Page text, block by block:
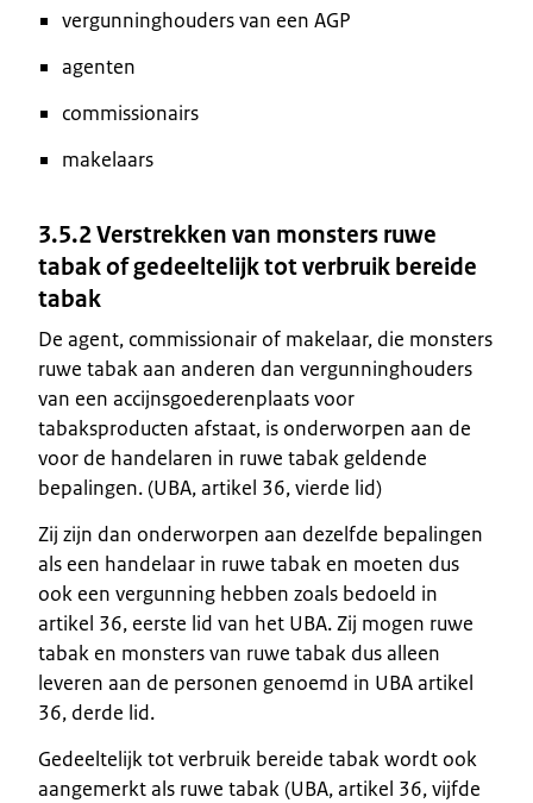
vergunninghouders van een AGP
agenten
commissionairs
makelaars
3.5.2 Verstrekken van monsters ruwe
tabak of gedeeltelijk tot verbruik bereide
tabak
De agent, commissionair of makelaar, die monsters
ruwe tabak aan anderen dan vergunninghouders
van een accijnsgoederenplaats voor
tabaksproducten afstaat, is onderworpen aan de
voor de handelaren in ruwe tabak geldende
bepalingen. (UBA, artikel 36, vierde lid)
Zij zijn dan onderworpen aan dezelfde bepalingen
als een handelaar in ruwe tabak en moeten dus
ook een vergunning hebben zoals bedoeld in
artikel 36, eerste lid van het UBA. Zij mogen ruwe
tabak en monsters van ruwe tabak dus alleen
leveren aan de personen genoemd in UBA artikel
36, derde lid.
Gedeeltelijk tot verbruik bereide tabak wordt ook
aangemerkt als ruwe tabak (UBA, artikel 36, vijfde